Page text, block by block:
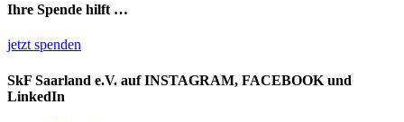
Ihre Spende hilft …
jetzt spenden
SkF Saarland e.V. auf INSTAGRAM, FACEBOOK und
LinkedIn